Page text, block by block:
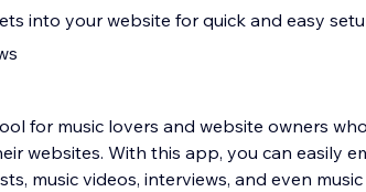
into your website for quick and easy
for music lovers and website owners
websites. With this app, you can easily
music videos, interviews, and even